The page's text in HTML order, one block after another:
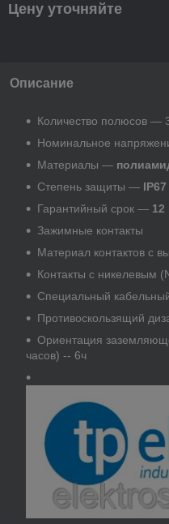
Цену уточняйте
Описание
Количество полюсов —
Номинальное
Материалы —
Степень защиты — IP67
Гарантийный срок — 12
Зажимные контакты
Материал контактов с
Контакты с никелевым
Специальный
Противоскользящий
Ориентация
часов) -- 6ч